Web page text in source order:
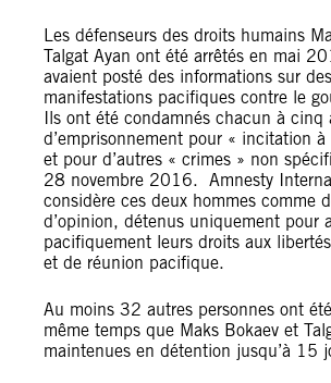
Les défenseurs des droits humains
Talgat Ayan ont été arrêtés en mai
avaient posté des informations sur des
manifestations pacifiques contre le
Ils ont été condamnés chacun à cinq
d’emprisonnement pour « incitation
et pour d’autres « crimes » non
28 novembre 2016. Amnesty
considère ces deux hommes comme
d’opinion, détenus uniquement pour
pacifiquement leurs droits aux libertés
et de réunion pacifique.
Au moins 32 autres personnes ont
même temps que Maks Bokaev et
maintenues en détention jusqu’à 15